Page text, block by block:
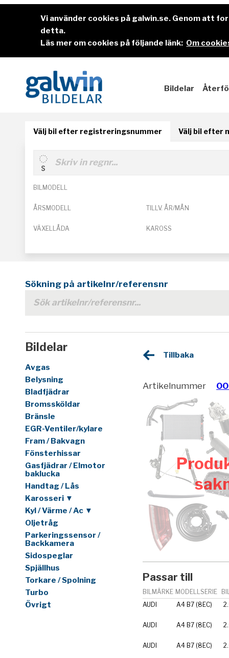
Vi använder cookies på galwin.se. Genom att
detta.
Läs mer om cookies på följande länk: Om
Bildelar
Välj bil efter registreringsnummer Välj bil efter
BILMODELL
ÅRSMODELL TILLV. ÅR/MÅN
VÄXELLÅDA KAROSS
Sökning på artikelnr/referensnr
Bildelar
Avgas
Belysning
Bladfjädrar
Bromssköldar
Bränsle
EGR-Ventiler/kylare
Fram / Bakvagn
Fönsterhissar
Gasfjädrar / Elmotor
baklucka
Handtag / Lås
Karosseri ▼
Kyl / Värme / Ac ▼
Oljetråg
Parkeringssensor /
Backkamera
Sidospeglar
Spjällhus
Torkare / Spolning
Turbo
Övrigt
Tillbaka
Artikelnummer
Passar till
BILMÄRKE MODELLSERIE
AUDI
A4 B7 (8EC)
AUDI A4 B7 (8EC)
AUDI A4 B7 (8EC)